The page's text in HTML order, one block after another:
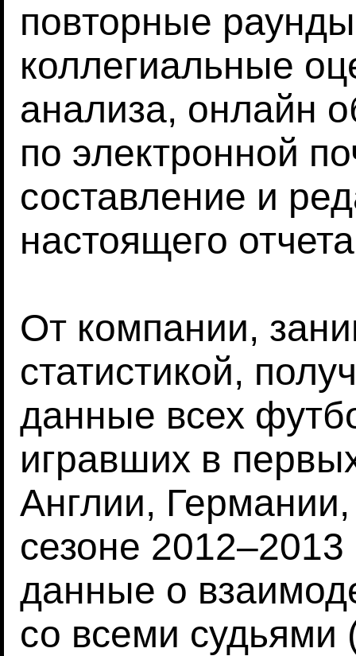
повторные
коллегиальные
анализа, онлайн
по электронной
составление и
настоящего
От компании,
статистикой,
данные всех
игравших в
Англии,
сезоне
данные о
со всеми судьями